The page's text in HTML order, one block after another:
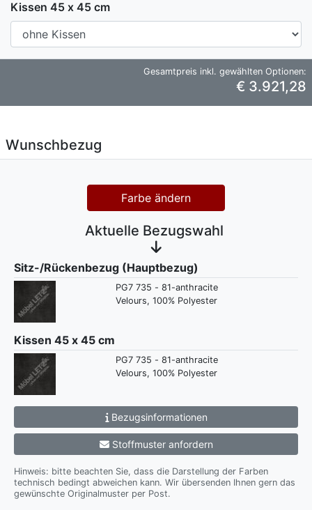
Kissen 45 x 45 cm
Gesamtpreis inkl. gewählten Optionen:
€ 3.921,28
Wunschbezug
Farbe ändern
Aktuelle Bezugswahl
Sitz-/Rückenbezug (Hauptbezug)
PG7 735 - 81-anthracite
Velours, 100% Polyester
Kissen 45 x 45 cm
PG7 735 - 81-anthracite
Velours, 100% Polyester
Bezugsinformationen
Stoffmuster anfordern
Hinweis: bitte beachten Sie, dass die Darstellung der Farben
technisch bedingt abweichen kann. Wir übersenden Ihnen gern das
gewünschte Originalmuster per Post.